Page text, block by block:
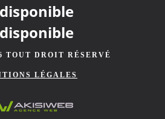
TOUT DROIT RÉSERVÉ
LÉGALES